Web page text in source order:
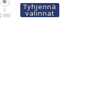
2 980
Tyhjennä
valinnat